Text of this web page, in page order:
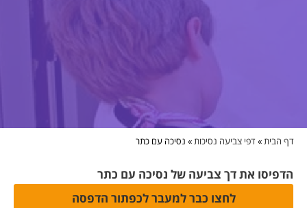
דף הבית»דפי צביעה נסיכות» נסיכה עם כתר
הדפיסו את דך צביעה של נסיכה עם כתר
לחצו כבר למעבר לכפתור הדפסה